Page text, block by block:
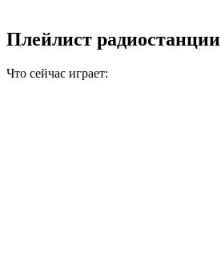
Плейлист радиостанции
Что сейчас играет: